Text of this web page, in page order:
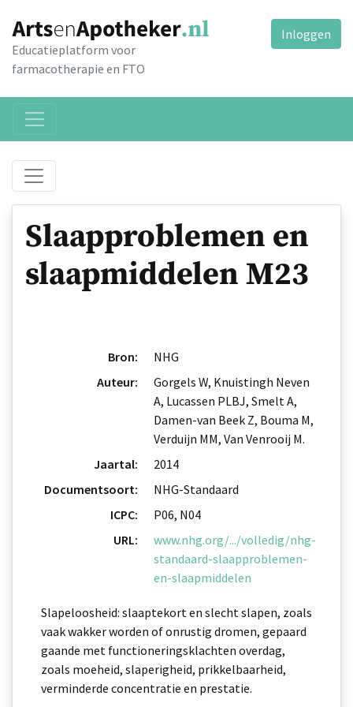
Educatieplatform voor
farmacotherapie en FTO
Inloggen
Slaapproblemen en
slaapmiddelen M23
Bron:
NHG
Auteur:
Gorgels W, Knuistingh Neven
A, Lucassen PLBJ, Smelt A,
Damen-van Beek Z, Bouma M,
Verduijn MM, Van Venrooij M.
Jaartal:
2014
Documentsoort:
NHG-Standaard
ICPC:
P06, N04
URL:
www.nhg.org/.../volledig/nhg-
standaard-slaapproblemen-
en-slaapmiddelen
Slapeloosheid: slaaptekort en slecht slapen, zoals
vaak wakker worden of onrustig dromen, gepaard
gaande met functioneringsklachten overdag,
zoals moeheid, slaperigheid, prikkelbaarheid,
verminderde concentratie en prestatie.